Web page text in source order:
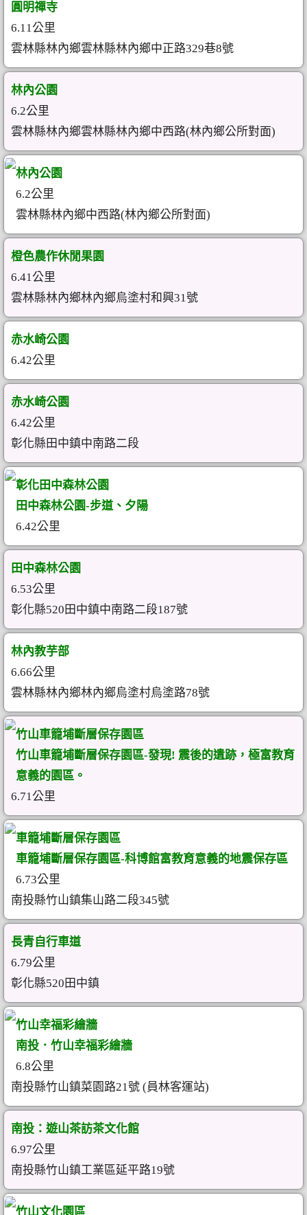
圓明禪寺
6.11公里
雲林縣林內鄉雲林縣林內鄉中正路329巷8號
林內公園
6.2公里
雲林縣林內鄉雲林縣林內鄉中西路(林內鄉公所對面)
林內公園
6.2公里
雲林縣林內鄉中西路(林內鄉公所對面)
橙色農作休閒果園
6.41公里
雲林縣林內鄉林內鄉烏塗村和興31號
赤水崎公園
6.42公里
赤水崎公園
6.42公里
彰化縣田中鎮中南路二段
彰化田中森林公園
田中森林公園-步道、夕陽
6.42公里
田中森林公園
6.53公里
彰化縣520田中鎮中南路二段187號
林內教芋部
6.66公里
雲林縣林內鄉林內鄉烏塗村烏塗路78號
竹山車籠埔斷層保存園區
竹山車籠埔斷層保存園區-發現! 震後的遺跡，極富教育
意義的園區。
6.71公里
車籠埔斷層保存園區
車籠埔斷層保存園區-科博館富教育意義的地震保存區
6.73公里
南投縣竹山鎮集山路二段345號
長青自行車道
6.79公里
彰化縣520田中鎮
竹山幸福彩繪牆
南投．竹山幸福彩繪牆
6.8公里
南投縣竹山鎮菜園路21號 (員林客運站)
南投：遊山茶訪茶文化館
6.97公里
南投縣竹山鎮工業區延平路19號
竹山文化園區